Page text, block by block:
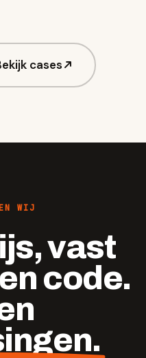
cases
WIJ
vast
code.